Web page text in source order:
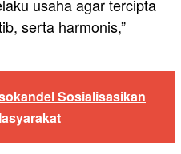
usaha agar tercipta
serta harmonis,”
Sosialisasikan